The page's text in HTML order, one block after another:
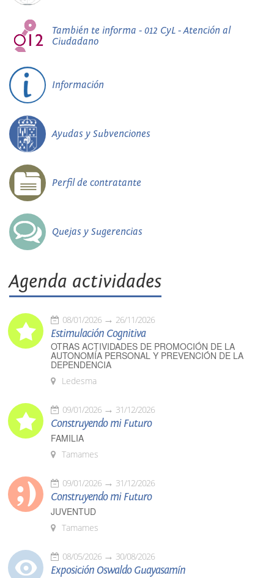
También te informa - 012 CyL - Atención al
Ciudadano
Información
Ayudas y Subvenciones
Perfil de contratante
Quejas y Sugerencias
Agenda actividades
08/01/2026 26/11/2026
Estimulación Cognitiva
OTRAS ACTIVIDADES DE PROMOCIÓN DE LA
AUTONOMÍA PERSONAL Y PREVENCIÓN DE LA
DEPENDENCIA
Ledesma
09/01/2026 31/12/2026
Construyendo mi Futuro
FAMILIA
Tamames
09/01/2026 31/12/2026
Construyendo mi Futuro
JUVENTUD
Tamames
08/05/2026 30/08/2026
Exposición Oswaldo Guayasamín